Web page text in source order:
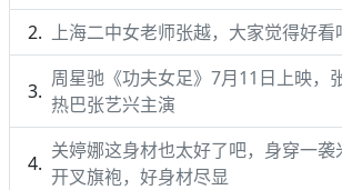
上海二中女老师张越，大家觉得好看
周星驰《功夫女足》7月11日上映，
热巴张艺兴主演
关婷娜这身材也太好了吧，身穿一袭
开叉旗袍，好身材尽显